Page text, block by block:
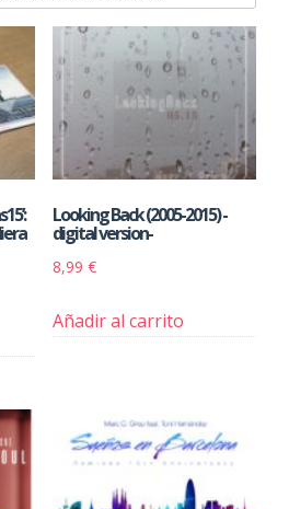
Looking Back (2005-2015) -
digital version-
8,99 €
Añadir al carrito